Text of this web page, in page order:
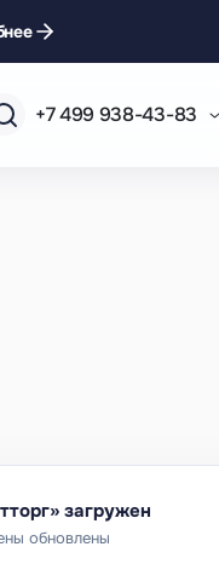
+7 499 938-43-83
загружен
обновлены